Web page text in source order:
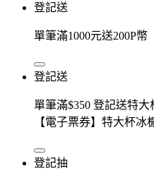
登記送
單筆滿1000元送200P幣
登記送
單筆滿$350 登記送特
【電子票券】特大杯冰
登記抽